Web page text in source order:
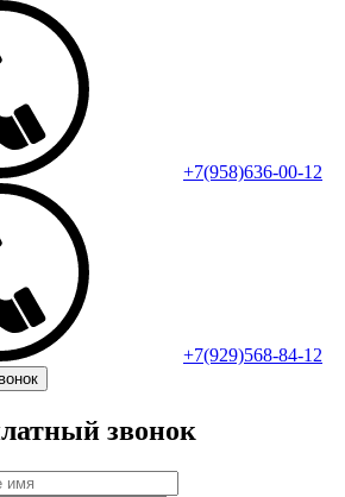
+7(958)636-00-12
+7(929)568-84-12
звонок